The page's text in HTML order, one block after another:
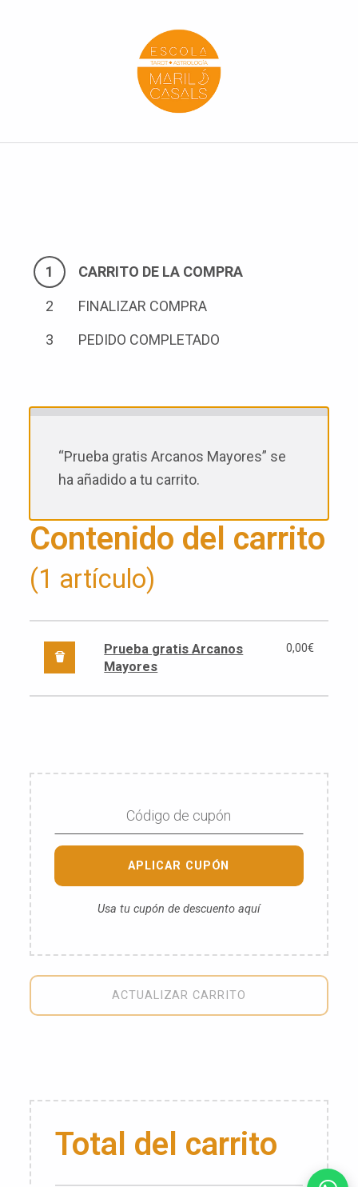
a
i
CARRITO DE LA COMPRA
FINALIZAR COMPRA
PEDIDO COMPLETADO
“Prueba gratis Arcanos Mayores” se
ha añadido a tu carrito.
Contenido del carrito
(1 artículo)
Prueba gratis Arcanos
Mayores
0,00€
APLICAR CUPÓN
Usa tu cupón de descuento aquí
ACTUALIZAR CARRITO
Total del carrito